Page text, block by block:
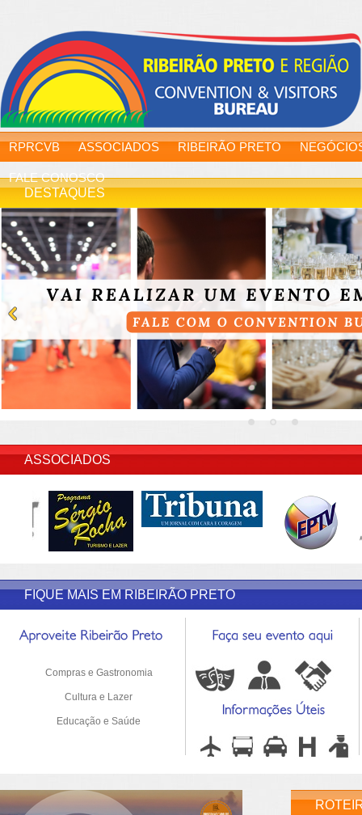
RPRCVB ASSOCIADOS RIBEIRÃO PRETO
FALE CONOSCO
DESTAQUES
ASSOCIADOS
FIQUE MAIS EM RIBEIRÃO PRETO
Compras e Gastronomia
Cultura e Lazer
Educação e Saúde